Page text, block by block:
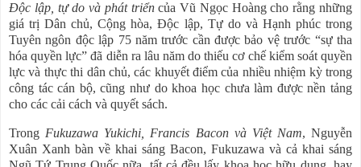
Độc lập, tự do và phát triểncủa Vũ Ngọc Hoàng cho rằng những
giá trị Dân chủ, Cộng hòa, Độc lập, Tự do và Hạnh phúc trong
Tuyên ngôn độc lập 75 năm trước cần được bảo vệ trước “sự tha
hóa quyền lực” đã diễn ra lâu năm do thiếu cơ chế kiểm soát quyền
lực và thực thi dân chủ, các khuyết điểm của nhiều nhiệm kỳ trong
công tác cán bộ, cũng như do khoa học chưa làm được nền tảng
cho các cải cách và quyết sách.
Trong Fukuzawa Yukichi, Francis Bacon và Việt Nam, Nguyễn
Xuân Xanh bàn về khai sáng Bacon, Fukuzawa và cả khai sáng